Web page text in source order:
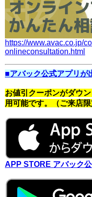
https://www.avac.co.jp/
onlineconsultation.html
■アバック公式アプリが
お値引クーポンがダウ
用可能です。（ご来店限
APP STORE アバック